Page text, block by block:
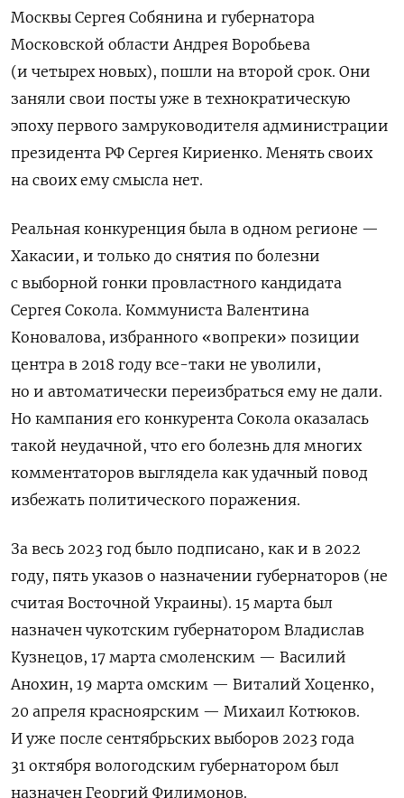
Москвы Сергея Собянина и губернатора
Московской области Андрея Воробьева
(и четырех новых), пошли на второй срок. Они
заняли свои посты уже в технократическую
эпоху первого замруководителя администрации
президента РФ Сергея Кириенко. Менять своих
на своих ему смысла нет.
Реальная конкуренция была в одном регионе —
Хакасии, и только до снятия по болезни
с выборной гонки провластного кандидата
Сергея Сокола. Коммуниста Валентина
Коновалова, избранного «вопреки» позиции
центра в 2018 году все-таки не уволили,
но и автоматически переизбраться ему не дали.
Но кампания его конкурента Сокола оказалась
такой неудачной, что его болезнь для многих
комментаторов выглядела как удачный повод
избежать политического поражения.
За весь 2023 год было подписано, как и в 2022
году, пять указов о назначении губернаторов (не
считая Восточной Украины). 15 марта был
назначен чукотским губернатором Владислав
Кузнецов, 17 марта смоленским — Василий
Анохин, 19 марта омским — Виталий Хоценко,
20 апреля красноярским — Михаил Котюков.
И уже после сентябрьских выборов 2023 года
31 октября вологодским губернатором был
назначен Георгий Филимонов.